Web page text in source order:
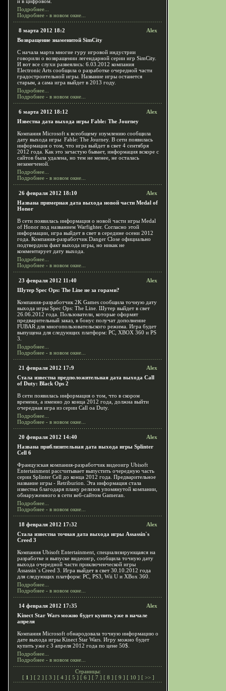
Подробнее...
Подробнее - в новом окне...
8 марта 2012 18:2
Alex
Возвращение знаменитой SimCity
С начала марта многие гуру игровой индустрии
говорили о возвращении легендарной серии игр SimCity.
И вот все слухи развеялись: 6.03.2012 компания
Electronic Arts сообщила о разработке очередной части
градостроительной игры. Название игры останется
старым, а сама игра выйдет в 2013 году.
Подробнее...
Подробнее - в новом окне...
6 марта 2012 18:12
Alex
Известна дата выхода игры Fable: The Journey
Компания Microsoft к всеобщему изумлению сообщила
дату выхода игры Fable: The Journey. В сети появилась
информация о том, что игра выйдет в свет 4 сентября
2012 года. Как это зачастую бывает, информация вскоре с
сайтов была удалена, но тем не менее, не осталась
незамеченой.
Подробнее...
Подробнее - в новом окне...
26 февраля 2012 18:10
Alex
Названа примерная дата выхода новой части Medal of
Honor
В сети появилась информация о новой части игры Medal
of Honor под названием Warfighter. Согласно этой
информации, игра выйдет в свет в середине осени 2012
года. Компания-разработчик Danger Close официально
подтвердила факт выхода игры, но никак не
комментирует дату выхода.
Подробнее...
Подробнее - в новом окне...
23 февраля 2012 11:40
Alex
Шутер Spec Ops: The Line не за горами?
Компания-разработчик 2K Games сообщила точную дату
выхода игры Spec Ops: The Line. Шутер выйдет в свет
26.06.2012 года. Пользователи, которые оформят
предварительный заказ, в бонус получат дополнение
FUBAR для многопользовательского режима. Игра будет
выпущена для следующих платформ: PC, XBOX 360 и PS
3.
Подробнее...
Подробнее - в новом окне...
21 февраля 2012 17:9
Alex
Стала известна предположительная дата выхода Call
of Duty: Black Ops 2
В сети появилась информация о том, что в скором
времени, а именно до конца 2012 года, должна выйти
очередная игра из серии Call oа Duty.
Подробнее...
Подробнее - в новом окне...
20 февраля 2012 14:40
Alex
Названа приблизительная дата выхода игры Splinter
Cell 6
Французская компания-разработчик видеоигр Ubisoft
Entertainment рассчитывает выпустить очередную часть
серии Splinter Cell до конца 2012 года. Предварительное
название игры - Retriburion. Эта информация стала
известна благодаря плану релизов упомянутой компании,
обнаруженного в сети веб-сайтом Gameran.
Подробнее...
Подробнее - в новом окне...
18 февраля 2012 17:32
Alex
Стала известна точная дата выхода игры Assassin`s
Creed 3
Компания Ubisoft Entertainment, специализирующаяся на
разработке и выпуске видеоигр, сообщила точную дату
выхода очередной части приключенческой игры
Assassin`s Creed 3. Игра выйдет в свет 30.10.2012 года
для следующих платформ: PC, PS3, Wii U и XBox 360.
Подробнее...
Подробнее - в новом окне...
14 февраля 2012 17:35
Alex
Kinect Star Wars можно будет купить уже в начале
апреля
Компания Microsoft обнародовала точную информацию о
дате выхода игры Kinect Star Wars. Игру можно будет
купить уже с 3 апреля 2012 года по цене 50$.
Подробнее...
Подробнее - в новом окне...
Страницы:
[ 1 ] [ 2 ] [ 3 ] [ 4 ] [ 5 ] [ 6 ] [ 7 ] [ 8 ] [ 9 ] [ 10 ] [ >> ]